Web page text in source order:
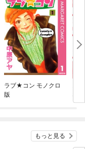
ラブ★コン モノクロ
版
な
誤
もっと見る